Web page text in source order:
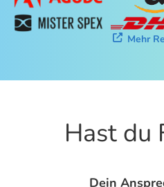
Mehr
Hast du
Dein